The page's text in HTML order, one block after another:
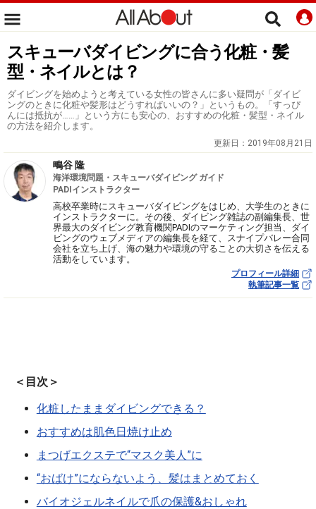
スキューバダイビングに合う化粧・髪
型・ネイルとは？
ダイビングを始めようと考えている女性の皆さんに多い疑問が「ダイビ
ングのときに化粧や髪形はどうすればいいの？」というもの。「すっぴ
んには抵抗が……」という方にも安心の、おすすめの化粧・髪型・ネイル
の方法を紹介します。
更新日： 2019年08月21日
鴫谷 隆
海洋環境問題・スキューバダイビング ガイド
PADIインストラクター
高校卒業時にスキューバダイビングをはじめ、大学生のときに
インストラクターに。その後、ダイビング雑誌の副編集長、世
界最大のダイビング教育機関PADIのマーケティング担当、ダイ
ビングのウェブメディアの編集長を経て、スナイプバレー合同
会社を立ち上げ、海の魅力や環境の守ることの大切さを伝える
活動をしています。
プロフィール詳細
執筆記事一覧
＜目次＞
化粧したままダイビングできる？
おすすめは肌色日焼け止め
まつげエクステで“マスク美人”に
“おばけ”にならないよう、髪はまとめておく
バイオジェルネイルで爪の保護&おしゃれ